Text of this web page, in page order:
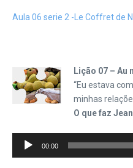
Aula 06 serie 2 -Le Coffret de
Lição 07 – Au
“Eu estava
minhas
O que faz
Tocador
00:00